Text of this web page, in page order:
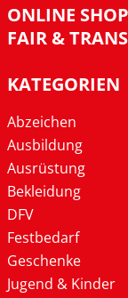
ONLINE
FAIR &
KATEGORIEN
Abzeichen
Ausbildung
Ausrüstung
Bekleidung
DFV
Festbedarf
Geschenke
Jugend & Kinder